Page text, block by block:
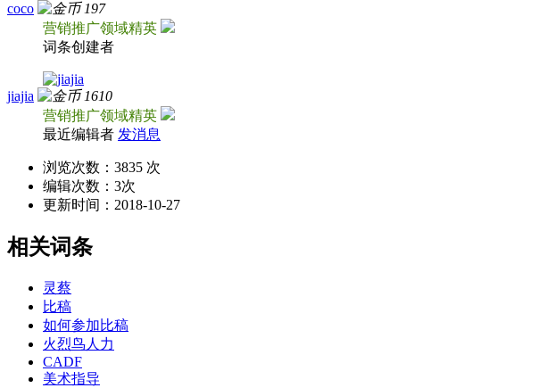
coco
197
营销推广领域精英
词条创建者
jiajia
1610
营销推广领域精英
最近编辑者 发消息
浏览次数： 3835 次
编辑次数： 3次
更新时间： 2018-10-27
相关词条
灵蔡
比稿
如何参加比稿
火烈鸟人力
CADF
美术指导